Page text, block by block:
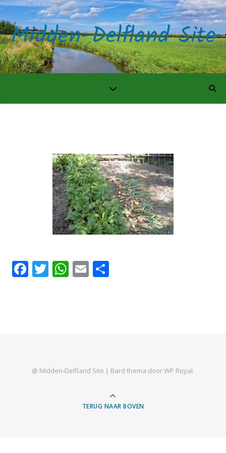
Midden-Delfland Site
Facebook
Twitter
WhatsApp
Email
@ Midden-Delfland Site | Bard thema doorWP Royal.
TERUG NAAR BOVEN